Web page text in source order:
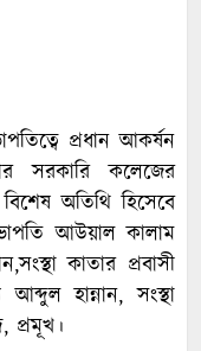
প্রধান আকর্ষন
সরকারি কলেজের
অতিথি হিসেবে
আউয়াল কালাম
কাতার প্রবাসী
হান্নান, সংস্থা
প্রমূখ।